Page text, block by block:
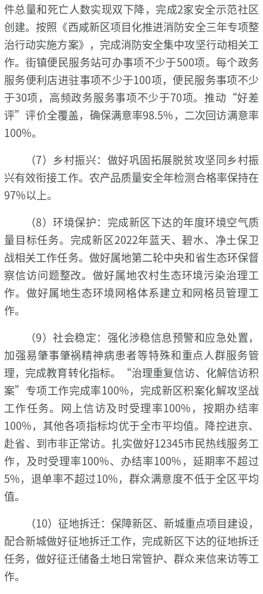
件总量和死亡人数实现双下降，完成2家安全示范社区
创建。按照《西咸新区项目化推进消防安全三年专项整
治行动实施方案》，完成消防安全集中攻坚行动相关工
作。街镇便民服务站可办事项不少于500项。每个政务
服务便利店进驻事项不少于100项，便民服务事项不少
于30项，高频政务服务事项不少于70项。推动“好差
评”评价全覆盖，确保满意率98.5%，二次回访满意率
100%。
（7）乡村振兴：做好巩固拓展脱贫攻坚同乡村振
兴有效衔接工作。农产品质量安全年检测合格率保持在
97%以上。
（8）环境保护：完成新区下达的年度环境空气质
量目标任务。完成新区2022年蓝天、碧水、净土保卫
战相关工作任务。做好属地第二轮中央和省生态环保督
察信访问题整改。做好属地农村生态环境污染治理工
作。做好属地生态环境网格体系建立和网格员管理工
作。
（9）社会稳定：强化涉稳信息预警和应急处置，
加强易肇事肇祸精神病患者等特殊和重点人群服务管
理，完成教育转化指标。“治理重复信访、化解信访积
案”专项工作完成率100%，完成新区积案化解攻坚战
工作任务。网上信访及时受理率100%，按期办结率
100%，其他各项指标均优于全市平均值。降控进京、
赴省、到市非正常访。扎实做好12345市民热线服务工
作，及时受理率100%、办结率100%，延期率不超过
5%，退单率不超过10%，群众满意度不低于全区平均
值。
（10）征地拆迁：保障新区、新城重点项目建设，
配合新城做好征地拆迁工作，完成新区下达的征地拆迁
任务，做好征迁储备土地日常管护、群众来信来访等工
作。